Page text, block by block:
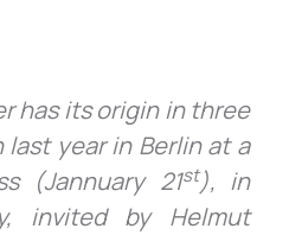
has its origin in three
year in Berlin at a
(Jannuary 21st), in
invited by Helmut